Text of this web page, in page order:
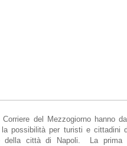
del Mezzogiorno hanno
possibilità per turisti e cittadini
della città di Napoli. La